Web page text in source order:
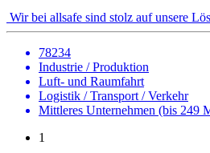
Wir bei allsafe sind stolz auf unsere
78234
Industrie / Produktion
Luft- und Raumfahrt
Logistik / Transport / Verkehr
Mittleres Unternehmen (bis 249
1